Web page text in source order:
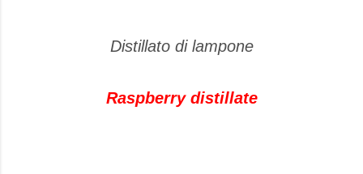
Distillato di lampone
Raspberry distillate